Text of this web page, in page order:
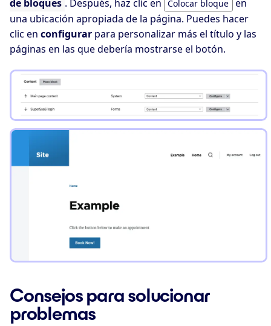
de bloques . Después, haz clic en Colocar bloque en
una ubicación apropiada de la página. Puedes hacer
clic en configurar para personalizar más el título y las
páginas en las que debería mostrarse el botón.
Consejos para solucionar
problemas